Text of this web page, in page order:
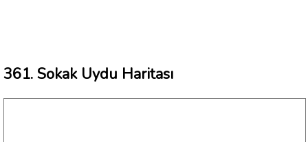
361. Sokak Uydu Haritası